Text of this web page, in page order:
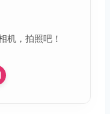
机，拍照吧！